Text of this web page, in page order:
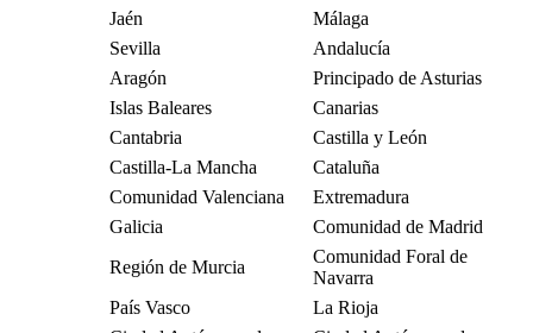
Jaén
Málaga
Sevilla
Andalucía
Aragón
Principado de Asturias
Islas Baleares
Canarias
Cantabria
Castilla y León
Castilla-La Mancha
Cataluña
Comunidad Valenciana
Extremadura
Galicia
Comunidad de Madrid
Región de Murcia
Comunidad Foral de
Navarra
País Vasco
La Rioja